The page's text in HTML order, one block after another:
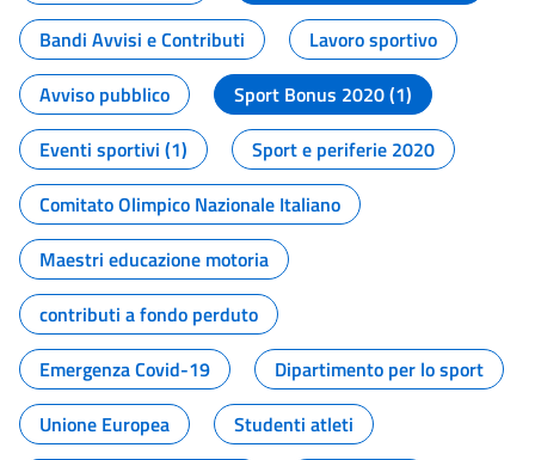
Bandi Avvisi e Contributi
Lavoro sportivo
Avviso pubblico
Sport Bonus 2020 (1)
Eventi sportivi (1)
Sport e periferie 2020
Comitato Olimpico Nazionale Italiano
Maestri educazione motoria
contributi a fondo perduto
Emergenza Covid-19
Dipartimento per lo sport
Unione Europea
Studenti atleti